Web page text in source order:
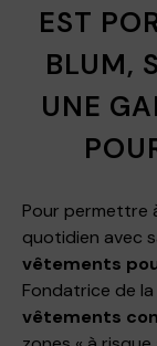
EST
BLUM,
UNE
Pour permettre
quotidien avec
vêtements
Fondatrice de
vêtements